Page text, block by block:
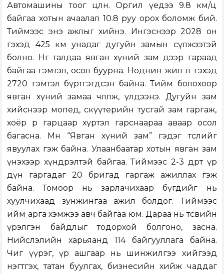
Автомашины тоог цөөлнө. Оргил үедээ 9.8 км/ц
байгаа хотын ачаалал 10.8 руу орох боломж бий.
Тиймээс энэ ажлыг хийнэ. Ингэснээр 2028 он
гэхэд 425 км унадаг дугуйн замын сүлжээтэй
болно. Нөгөө талдаа явган хүний зам дээр гараад
байгаа гэмтэл, осол буурна. Ноднин жил л гэхэд
2720 гэмтэл бүртгэгдсэн байна. Тийм болохоор
явган хүний замаа чөлөөлж, үлдээнэ. Дугуйн зам
хийснээр мопед, скүүтерийн тусгай зам гаргаж,
хоёр өөр гарцаар хүртэл гарснаараа аваар осол
багасна. Мөн “Явган хүний зам” гэдэг төслийг
явуулах гэж байна. Улаанбаатар хотын явган зам
үнэхээр хүндрэлтэй байгаа. Тиймээс 2-3 өдөрт үр
дүн гаргадаг 20 бригад гаргаж ажиллах гэж
байна. Томоор нь зарлачихаар бүгдийг нь
хуулчихаад зунжингаа ажил болдог. Тиймээс
ийм арга хэмжээ авч байгаа юм. Дараа нь төсвийн
үрэлгэн байдлыг тодорхой болгоно, засна.
Нийслэлийн харьяанд 114 байгууллага байна.
Чиг үүрэг, үр ашгаар нь шинжилгээ хийгээд
нэгтгэх, татан буулгах, бизнесийн хийж чаддаг